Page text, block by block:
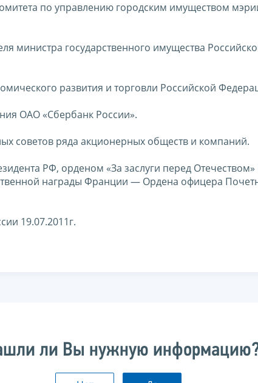
по управлению городским имуществом
министра государственного имущества
развития и торговли Российской
ОАО «Сбербанк России».
советов ряда акционерных обществ и компаний.
РФ, орденом «За заслуги перед Отечеством»
награды Франции — Ордена офицера
19.07.2011г.
ли Вы нужную